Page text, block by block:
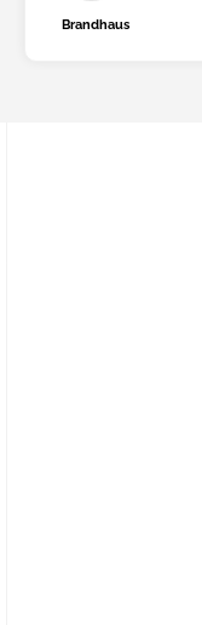
Brandhaus